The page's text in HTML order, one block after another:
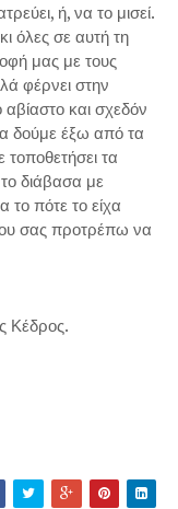
ή, να το μισεί.
όλες σε αυτή τη
μας με τους
φέρνει στην
και σχεδόν
δούμε έξω από τα
τα
διάβασα με
πότε το είχα
σας προτρέπω να
Κέδρος.